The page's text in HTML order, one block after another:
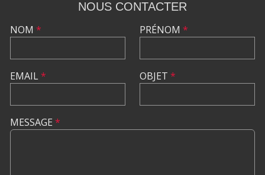
NOUS CONTACTER
NOM *
EMAIL*
PRÉNOM *
OBJET *
MESSAGE *